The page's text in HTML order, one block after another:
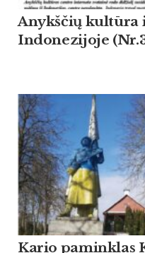
Anykščių kultūra
Indonezijoje
Kario paminklas